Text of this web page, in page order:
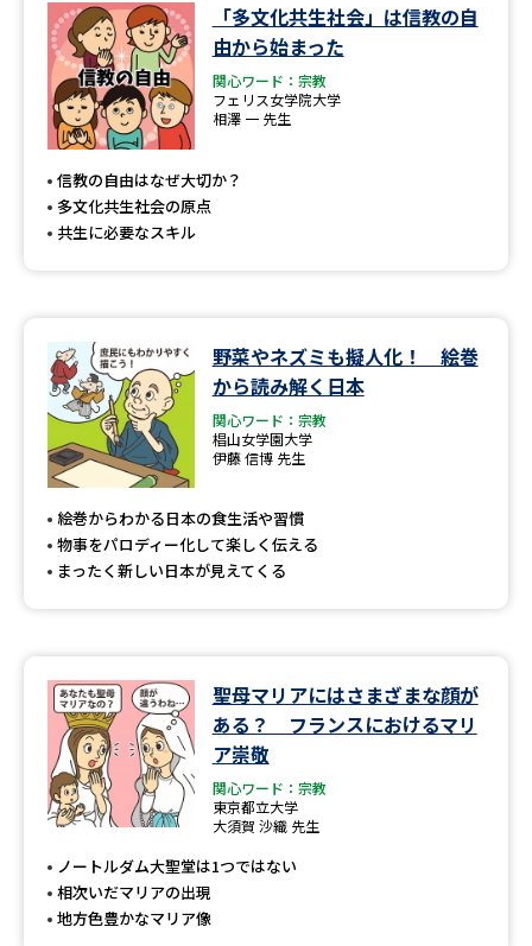
オープンキャンパス検索 実施プログラムから探す
来場型・Web型イベント特集 夢ナビライブ
受験準備
先輩が入学を決めた理由 テレメール全国一斉進学調査
新生活お役立ちガイド
学問発見
学問のミニ講義「夢ナビ講義」 学問分野解説
学問の教科書 夢ナビライブ
Ｑ＆Ａ よくあるご質問
「多文化共生社会」は信教の自
由から始まった
関心ワード：宗教
フェリス女学院大学
相澤 一 先生
信教の自由はなぜ大切か？
多文化共生社会の原点
共生に必要なスキル
野菜やネズミも擬人化！ 絵巻
から読み解く日本
関心ワード：宗教
椙山女学園大学
伊藤 信博 先生
絵巻からわかる日本の食生活や習慣
物事をパロディー化して楽しく伝える
まったく新しい日本が見えてくる
聖母マリアにはさまざまな顔が
ある？ フランスにおけるマリ
ア崇敬
関心ワード：宗教
東京都立大学
大須賀 沙織 先生
ノートルダム大聖堂は1つではない
相次いだマリアの出現
地方色豊かなマリア像